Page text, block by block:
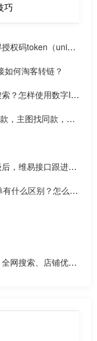
巧
权码token（uniap
如何淘客转链？
？怎样使用数字ID
，主图找同款，SK
，维易接口跟进情
什么区别？怎么区
中支付了定金的宝
网搜索、店铺优惠